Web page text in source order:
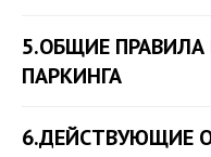
5.ОБЩИЕ
ПАРКИНГА
6.ДЕЙСТВУЮЩИЕ